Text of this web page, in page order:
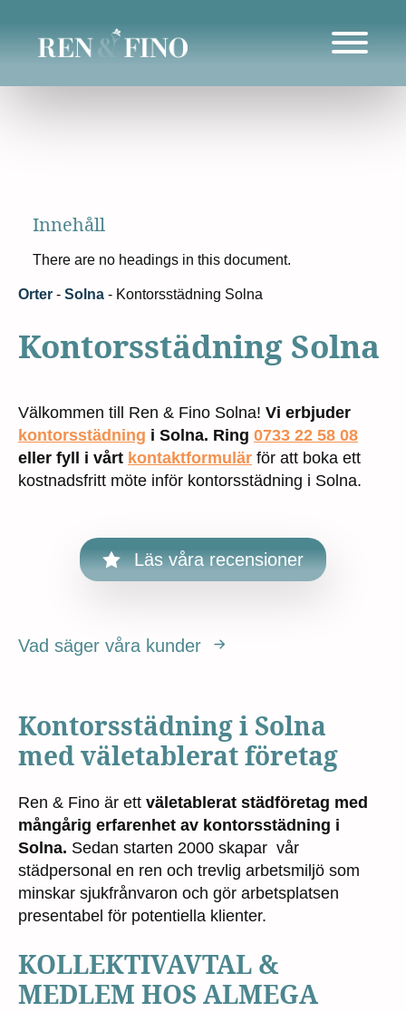
Innehåll
There are no headings in this document.
Orter - Solna - Kontorsstädning Solna
Kontorsstädning Solna
Välkommen till Ren & Fino Solna! Vi erbjuder
kontorsstädning i Solna. Ring 0733 22 58 08
eller fyll i vårt kontaktformulär för att boka ett
kostnadsfritt möte inför kontorsstädning i Solna.
Läs våra recensioner
Vad säger våra kunder
Kontorsstädning i Solna
med väletablerat företag
Ren & Fino är ett väletablerat städföretag med
mångårig erfarenhet av kontorsstädning i
Solna. Sedan starten 2000 skapar vår
städpersonal en ren och trevlig arbetsmiljö som
minskar sjukfrånvaron och gör arbetsplatsen
presentabel för potentiella klienter.
KOLLEKTIVAVTAL &
MEDLEM HOS ALMEGA